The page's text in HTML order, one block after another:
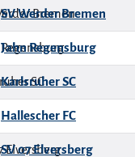
SV Werder Bremen
Jahn Regensburg
Karlsruher SC
Hallescher FC
SV 07 Elversberg